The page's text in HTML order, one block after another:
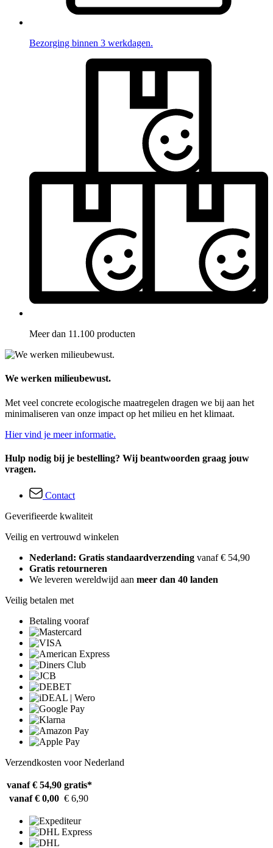
Bezorging binnen 3 werkdagen.
Meer dan 11.100 producten
We werken milieubewust.
Met veel concrete ecologische maatregelen dragen we bij aan het
minimaliseren van onze impact op het milieu en het klimaat.
Hier vind je meer informatie.
Hulp nodig bij je bestelling? Wij beantwoorden graag jouw
vragen.
Contact
Geverifieerde kwaliteit
Veilig en vertrouwd winkelen
Nederland: Gratis standaardverzending vanaf € 54,90
Gratis retourneren
We leveren wereldwijd aan meer dan 40 landen
Veilig betalen met
Betaling vooraf
Verzendkosten voor Nederland
vanaf € 54,90 gratis*
vanaf € 0,00 € 6,90